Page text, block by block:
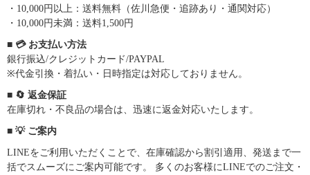
・10,000円以上：送料無料（佐川急便・追跡あり・通関対応）
・10,000円未満：送料1,500円
■ 💳 お支払い方法
銀行振込/クレジットカード/PAYPAL
※代金引換・着払い・日時指定は対応しておりません。
■ 🔄 返金保証
在庫切れ・不良品の場合は、迅速に返金対応いたします。
■ 💡 ご案内
LINEをご利用いただくことで、在庫確認から割引適用、発送まで一
括でスムーズにご案内可能です。 多くのお客様にLINEでのご注文・